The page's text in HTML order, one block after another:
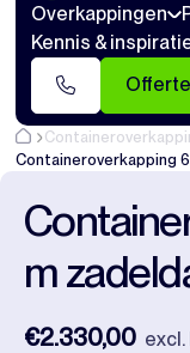
Overkappingen
Kennis &
Containeroverkapping
m
€2.330,00 excl.